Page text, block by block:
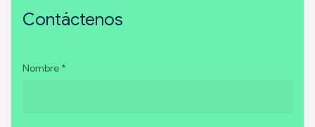
Contáctenos
Nombre *